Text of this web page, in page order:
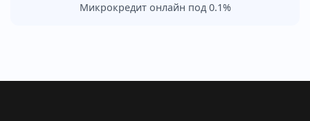
Микрокредит онлайн под 0.1%